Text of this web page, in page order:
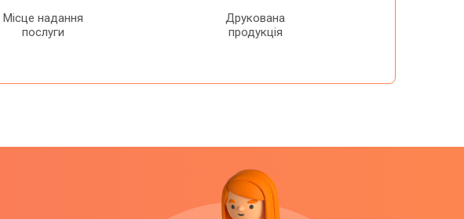
Місце надання
послуги
Друкована
продукція